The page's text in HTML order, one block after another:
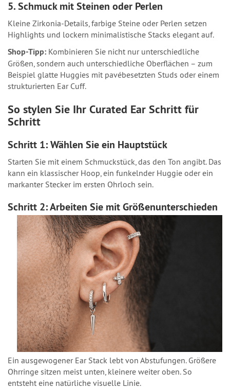
5. Schmuck mit Steinen oder Perlen
Kleine Zirkonia-Details, farbige Steine oder Perlen setzen
Highlights und lockern minimalistische Stacks elegant auf.
Shop-Tipp: Kombinieren Sie nicht nur unterschiedliche
Größen, sondern auch unterschiedliche Oberflächen – zum
Beispiel glatte Huggies mit pavébesetzten Studs oder einem
strukturierten Ear Cuff.
So stylen Sie Ihr Curated Ear Schritt für
Schritt
Schritt 1: Wählen Sie ein Hauptstück
Starten Sie mit einem Schmuckstück, das den Ton angibt. Das
kann ein klassischer Hoop, ein funkelnder Huggie oder ein
markanter Stecker im ersten Ohrloch sein.
Schritt 2: Arbeiten Sie mit Größenunterschieden
Ein ausgewogener Ear Stack lebt von Abstufungen. Größere
Ohrringe sitzen meist unten, kleinere weiter oben. So
entsteht eine natürliche visuelle Linie.